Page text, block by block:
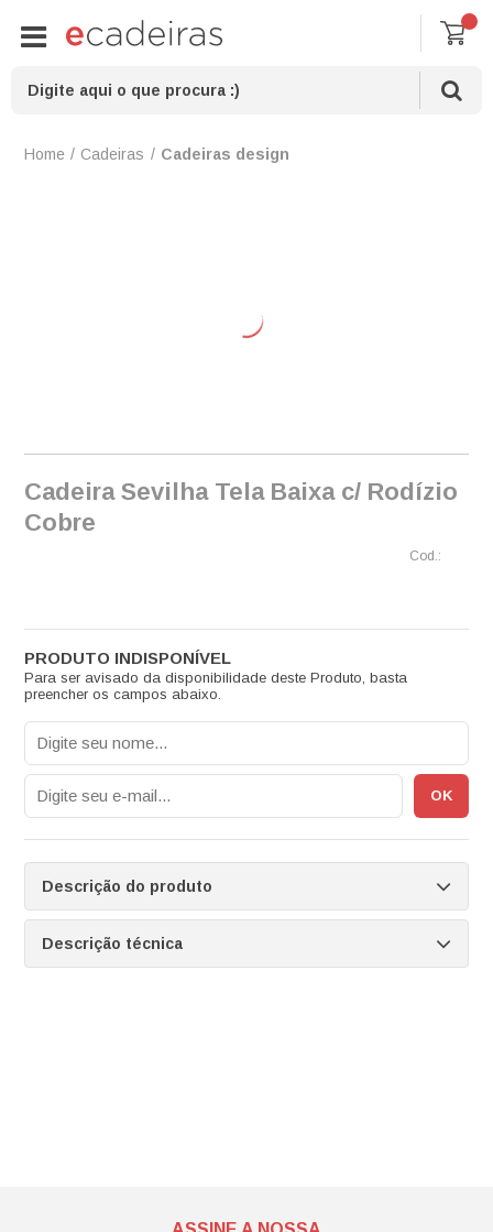
Cadeiras Cadeiras design
Cadeira Sevilha Tela Baixa c/ Rodízio
Cobre
Para ser avisado da disponibilidade deste Produto, basta
preencher os campos abaixo.
Descrição do produto
Descrição técnica